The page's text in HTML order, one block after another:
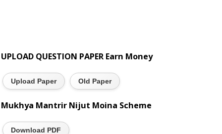
UPLOAD QUESTION PAPER Earn Money
Upload Paper Old Paper
Mukhya Mantrir Nijut Moina Scheme
Download PDF